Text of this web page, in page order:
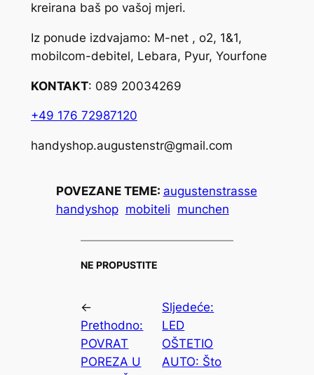
kreirana baš po vašoj mjeri.
Iz ponude izdvajamo: M-net , o2, 1&1,
mobilcom-debitel, Lebara, Pyur, Yourfone
KONTAKT: 089 20034269
+49 176 72987120
handyshop.augustenstr@gmail.com
POVEZANE TEME: augustenstrasse
handyshop mobiteli munchen
NE PROPUSTITE
←
Prethodno:
POVRAT
POREZA U
Sljedeće:
LED
OŠTETIO
AUTO: Što